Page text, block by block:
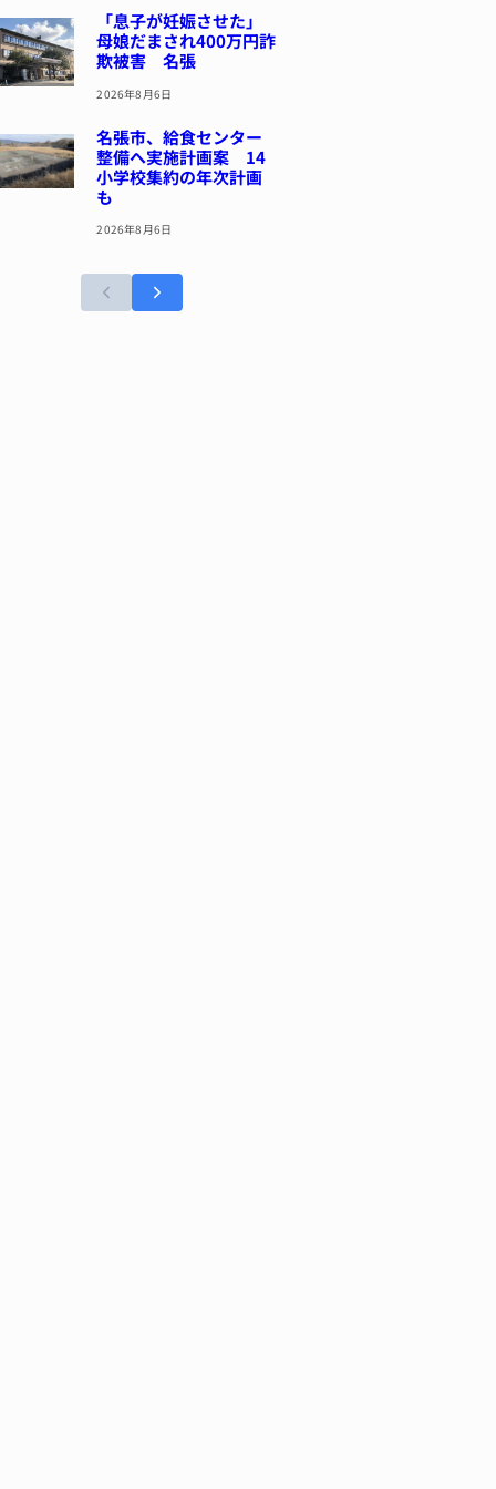
「息子が妊娠させた」
母娘だまされ400万円詐
欺被害 名張
2026年8月6日
名張市、給食センター
整備へ実施計画案 14
小学校集約の年次計画
も
2026年8月6日